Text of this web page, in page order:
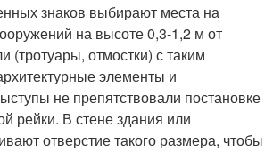
знаков выбирают места на
на высоте 0,3-1,2 м от
(тротуары, отмостки) с таким
элементы и
не препятствовали постановке
рейки. В стене здания или
отверстие такого размера, чтобы